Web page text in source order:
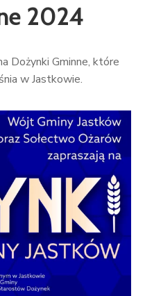
2024
Dożynki Gminne, które
w Jastkowie.